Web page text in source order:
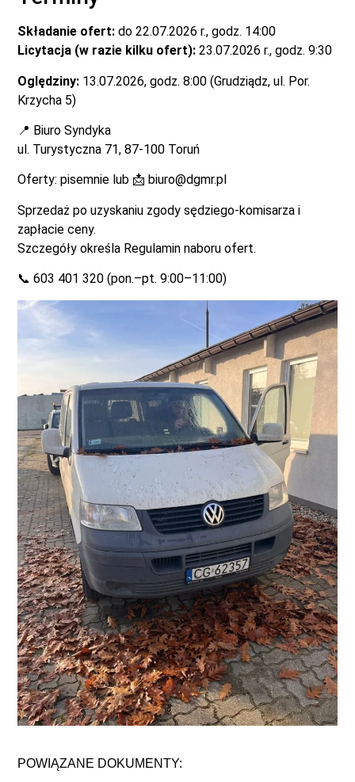
Składanie ofert: do 22.07.2026 r., godz. 14:00
Licytacja (w razie kilku ofert): 23.07.2026 r., godz. 9:30
Oględziny: 13.07.2026, godz. 8:00 (Grudziądz, ul. Por.
Krzycha 5)
📍 Biuro Syndyka
ul. Turystyczna 71, 87-100 Toruń
Oferty: pisemnie lub 📩 biuro@dgmr.pl
Sprzedaż po uzyskaniu zgody sędziego-komisarza i
zapłacie ceny.
Szczegóły określa Regulamin naboru ofert.
📞 603 401 320 (pon.–pt. 9:00–11:00)
POWIĄZANE DOKUMENTY: